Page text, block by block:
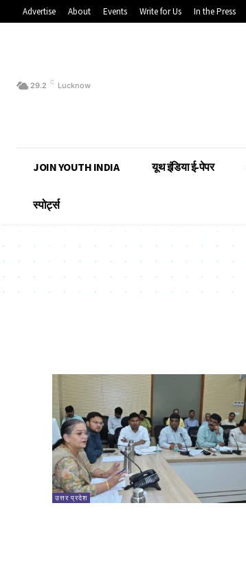
Advertise About Events Write for Us In the Press
29.2 C Lucknow
JOIN YOUTH INDIA यूथ इंडिया ई-पेपर
स्पोर्ट्स
उत्तर प्रदेश